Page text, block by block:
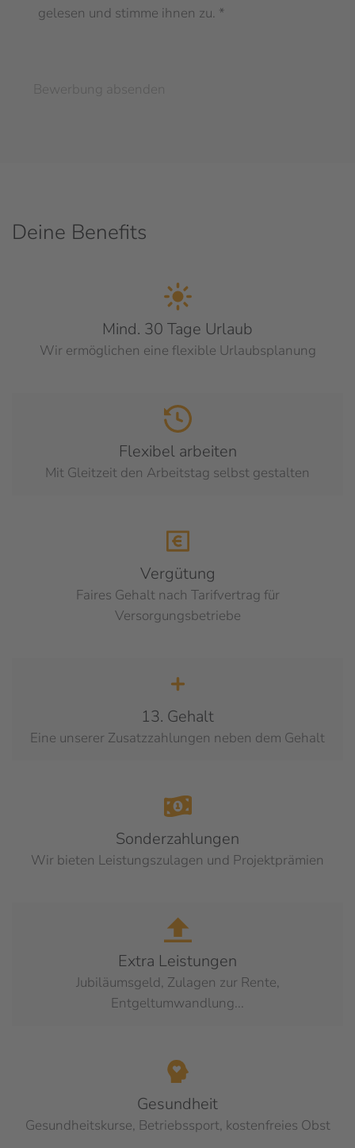
gelesen und stimme ihnen zu. *
Bewerbung absenden
Deine Benefits
Mind. 30 Tage Urlaub
Wir ermöglichen eine flexible Urlaubsplanung
Flexibel arbeiten
Mit Gleitzeit den Arbeitstag selbst gestalten
Vergütung
Faires Gehalt nach Tarifvertrag für
Versorgungsbetriebe
13. Gehalt
Eine unserer Zusatzzahlungen neben dem Gehalt
Sonderzahlungen
Wir bieten Leistungszulagen und Projektprämien
Extra Leistungen
Jubiläumsgeld, Zulagen zur Rente,
Entgeltumwandlung...
Gesundheit
Gesundheitskurse, Betriebssport, kostenfreies Obst